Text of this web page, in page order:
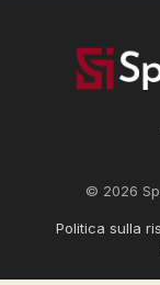
© 2026
Politica sulla